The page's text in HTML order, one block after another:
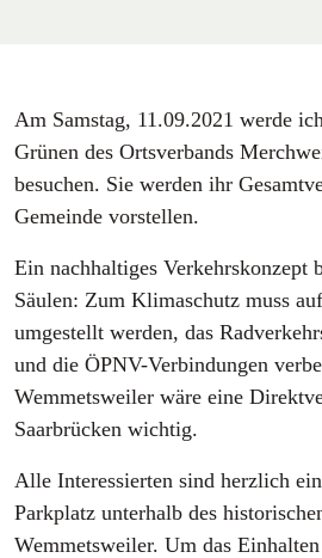
Am Samstag, 11.09.2021 werde
Grünen des Ortsverbands
besuchen. Sie werden ihr
Gemeinde vorstellen.
Ein nachhaltiges Verkehrskonzept
Säulen: Zum Klimaschutz muss
umgestellt werden, das
und die ÖPNV-Verbindungen
Wemmetsweiler wäre eine
Saarbrücken wichtig.
Alle Interessierten sind herzlich
Parkplatz unterhalb des
Wemmetsweiler. Um das